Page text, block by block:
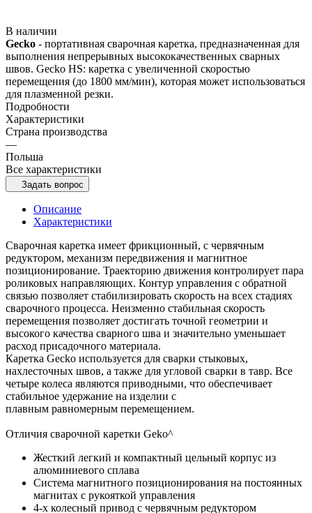
В наличии
Gecko - портативная сварочная каретка, предназначенная для
выполнения непре­рывных высококачественных сварных
швов. Gecko HS: каретка с увеличенной скоростью
перемещения (до 1800 мм/мин), которая может использоваться
для плазменной резки.
Подробности
Характеристики
Страна производства
—
Польша
Все характеристики
Задать вопрос
Описание
Характеристики
Cварочная каретка имеет фрикционный, с червячным
редуктором, механизм передвижения и магнитное
позиционирование. Траекторию движения контролирует пара
роликовых направляющих. Контур управления с обратной
связью позволяет стабилизировать скорость на всех стадиях
сварочного процесса. Неизменно стабильная скорость
перемещения позволяет достигать точной геометрии и
высокого качества сварного шва и значительно уменьшает
расход присадочного материала.
Каретка Gecko используется для сварки стыковых,
нахлесточных швов, а также для угловой сварки в тавр. Все
четыре колеса являются приводными, что обеспечивает
стабильное удержание на изделии с
плавным равномерным перемещением.
Отличия сварочной каретки Geko^
Жесткий легкий и компактный цельный корпус из
алюминиевого сплава
Система магнитного позиционирования на постоянных
магнитах с рукояткой управления
4-х колесный привод с червячным редуктором